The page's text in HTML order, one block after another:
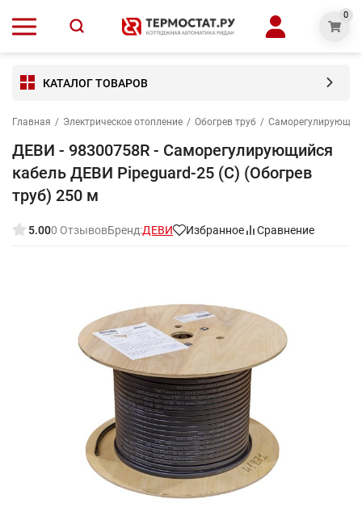
0
КАТАЛОГ ТОВАРОВ
Главная / Электрическое отопление / Обогрев труб /
ДЕВИ - 98300758R - Саморегулирующийся
кабель ДЕВИ Pipeguard-25 (C) (Обогрев
труб) 250 м
5.000 ОтзывовБренд:ДЕВИ Избранное Сравнение